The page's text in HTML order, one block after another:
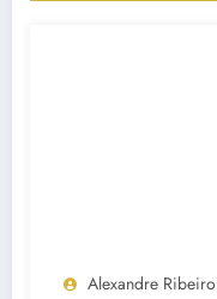
Alexandre Ribeiro